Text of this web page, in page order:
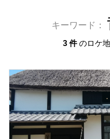
キーワード：
3 件のロケ地